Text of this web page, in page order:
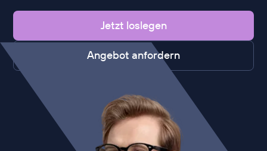
Jetzt loslegen
Angebot anfordern